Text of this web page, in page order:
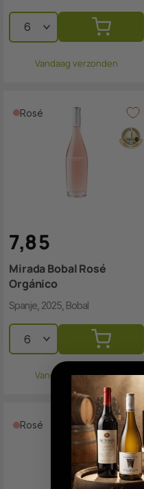
Vandaag verzonden
Rosé
7,85
Mirada Bobal Rosé
Orgánico
Spanje, 2025, Bobal
Vandaag verzonden
Rosé